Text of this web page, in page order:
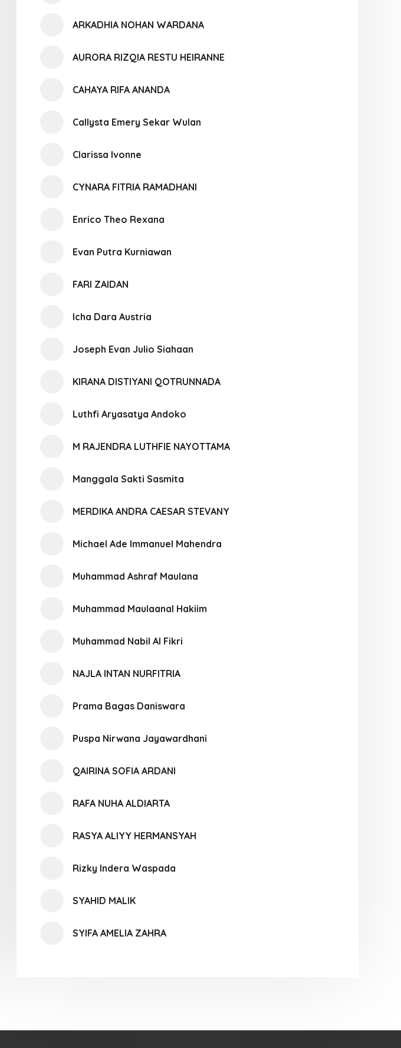
ARKADHIA NOHAN WARDANA
AURORA RIZQIA RESTU HEIRANNE
CAHAYA RIFA ANANDA
Callysta Emery Sekar Wulan
Clarissa Ivonne
CYNARA FITRIA RAMADHANI
Enrico Theo Rexana
Evan Putra Kurniawan
FARI ZAIDAN
Icha Dara Austria
Joseph Evan Julio Siahaan
KIRANA DISTIYANI QOTRUNNADA
Luthfi Aryasatya Andoko
M RAJENDRA LUTHFIE NAYOTTAMA
Manggala Sakti Sasmita
MERDIKA ANDRA CAESAR STEVANY
Michael Ade Immanuel Mahendra
Muhammad Ashraf Maulana
Muhammad Maulaanal Hakiim
Muhammad Nabil Al Fikri
NAJLA INTAN NURFITRIA
Prama Bagas Daniswara
Puspa Nirwana Jayawardhani
QAIRINA SOFIA ARDANI
RAFA NUHA ALDIARTA
RASYA ALIYY HERMANSYAH
Rizky Indera Waspada
SYAHID MALIK
SYIFA AMELIA ZAHRA